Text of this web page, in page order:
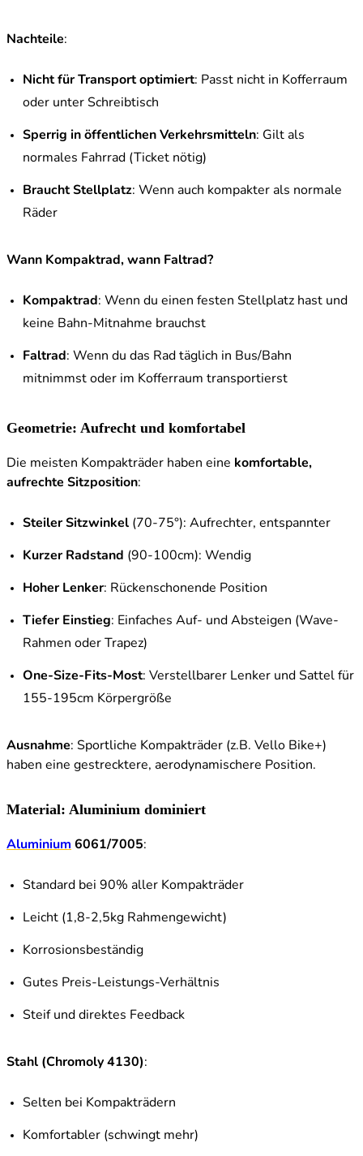
Nachteile:
Nicht für Transport optimiert: Passt nicht in Kofferraum
oder unter Schreibtisch
Sperrig in öffentlichen Verkehrsmitteln: Gilt als
normales Fahrrad (Ticket nötig)
Braucht Stellplatz: Wenn auch kompakter als normale
Räder
Wann Kompaktrad, wann Faltrad?
Kompaktrad: Wenn du einen festen Stellplatz hast und
keine Bahn-Mitnahme brauchst
Faltrad: Wenn du das Rad täglich in Bus/Bahn
mitnimmst oder im Kofferraum transportierst
Geometrie: Aufrecht und komfortabel
Die meisten Kompakträder haben eine komfortable,
aufrechte Sitzposition:
Steiler Sitzwinkel (70-75°): Aufrechter, entspannter
Kurzer Radstand (90-100cm): Wendig
Hoher Lenker: Rückenschonende Position
Tiefer Einstieg: Einfaches Auf- und Absteigen (Wave-
Rahmen oder Trapez)
One-Size-Fits-Most: Verstellbarer Lenker und Sattel für
155-195cm Körpergröße
Ausnahme: Sportliche Kompakträder (z.B. Vello Bike+)
haben eine gestrecktere, aerodynamischere Position.
Material: Aluminium dominiert
Aluminium 6061/7005:
Standard bei 90% aller Kompakträder
Leicht (1,8-2,5kg Rahmengewicht)
Korrosionsbeständig
Gutes Preis-Leistungs-Verhältnis
Steif und direktes Feedback
Stahl (Chromoly 4130):
Selten bei Kompakträdern
Komfortabler (schwingt mehr)